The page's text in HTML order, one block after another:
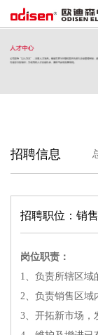
招聘信息
招聘职位：销
岗位职责：
1、负责所辖区域
2、负责销售区域
3、开拓新市场，